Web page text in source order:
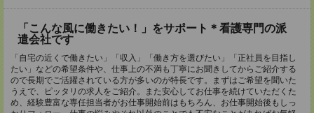
「こんな風に働きたい！」をサポート＊看護専門の派
遣会社です
「自宅の近くで働きたい」「収入」「働き方を選びたい」「正社員を目指し
たい」などの希望条件や、仕事上の不満も丁寧にお聞きしてからご紹介する
ので長期でご活躍されている方が多いのが特長です。まずはご希望を聞いた
うえで、ピッタリの求人をご紹介。また安心してお仕事を続けていただくた
め、経験豊富な専任担当者がお仕事開始前はもちろん、お仕事開始後もしっ